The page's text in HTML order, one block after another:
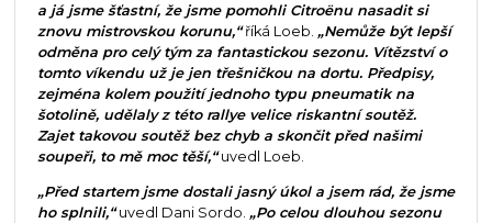
a já jsme šťastní, že jsme pomohli Citroënu nasadit si
znovu mistrovskou korunu,“říká Loeb. „Nemůže být lepší
odměna pro celý tým za fantastickou sezonu. Vítězství o
tomto víkendu už je jen třešničkou na dortu. Předpisy,
zejména kolem použití jednoho typu pneumatik na
šotolině, udělaly z této rallye velice riskantní soutěž.
Zajet takovou soutěž bez chyb a skončit před našimi
soupeři, to mě moc těší,“uvedl Loeb.
„Před startem jsme dostali jasný úkol a jsem rád, že jsme
ho splnili,“uvedl Dani Sordo. „Po celou dlouhou sezonu